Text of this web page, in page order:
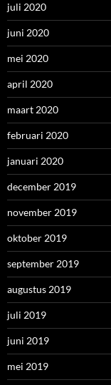
juli 2020
juni 2020
mei 2020
april 2020
maart 2020
februari 2020
januari 2020
december 2019
november 2019
oktober 2019
september 2019
augustus 2019
juli 2019
juni 2019
mei 2019